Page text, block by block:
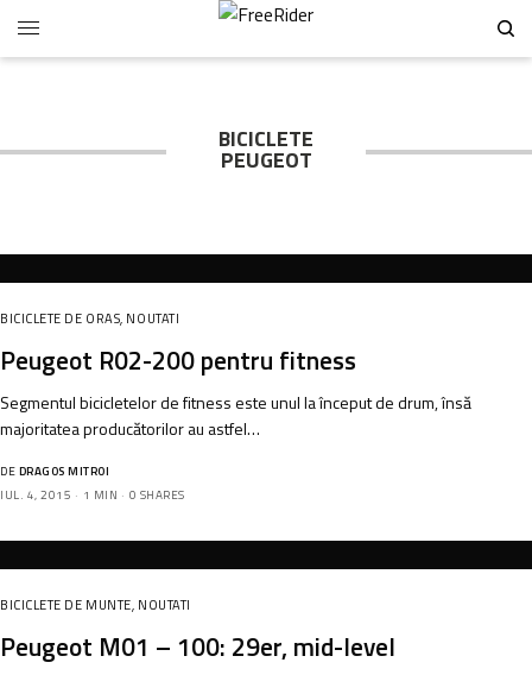
BICICLETE
PEUGEOT
BICICLETE DE ORAS, NOUTATI
Peugeot R02-200 pentru fitness
Segmentul bicicletelor de fitness este unul la început de drum, însă
majoritatea producătorilor au astfel…
DE DRAGOS MITROI
IUL. 4, 2015
1 MIN 0 SHARES
BICICLETE DE MUNTE, NOUTATI
Peugeot M01 – 100: 29er, mid-level